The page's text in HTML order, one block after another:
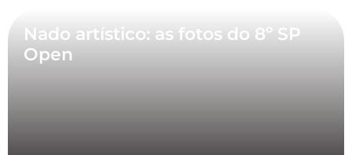
Nado artístico: as fotos do 8º SP
Open